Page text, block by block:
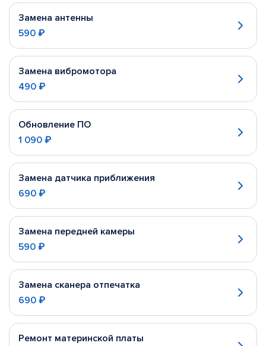
Замена антенны
590 ₽
Замена вибромотора
490 ₽
Обновление ПО
1 090 ₽
Замена датчика приближения
690 ₽
Замена передней камеры
590 ₽
Замена сканера отпечатка
690 ₽
Ремонт материнской платы